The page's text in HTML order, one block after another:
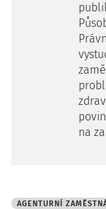
na
AGENTURNÍ